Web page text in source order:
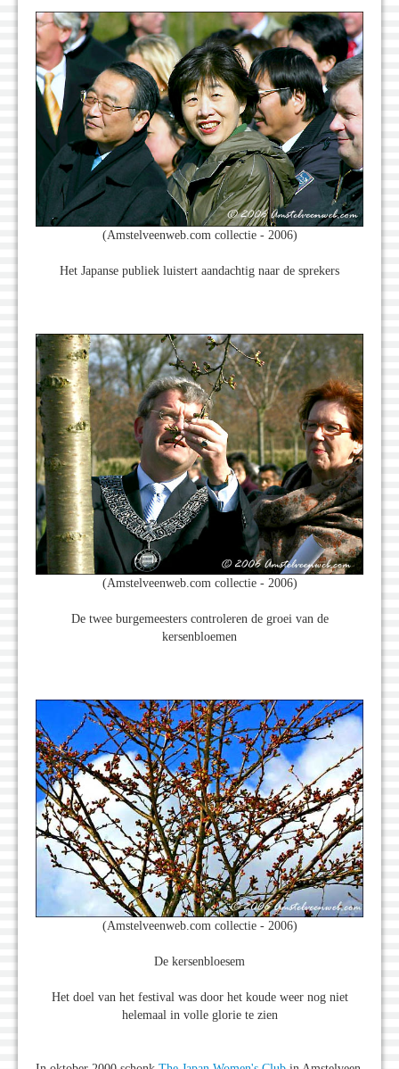
(Amstelveenweb.com collectie - 2006)
Het Japanse publiek luistert aandachtig naar de sprekers
(Amstelveenweb.com collectie - 2006)
De twee burgemeesters controleren de groei van de
kersenbloemen
(Amstelveenweb.com collectie - 2006)
De kersenbloesem
Het doel van het festival was door het koude weer nog niet
helemaal in volle glorie te zien